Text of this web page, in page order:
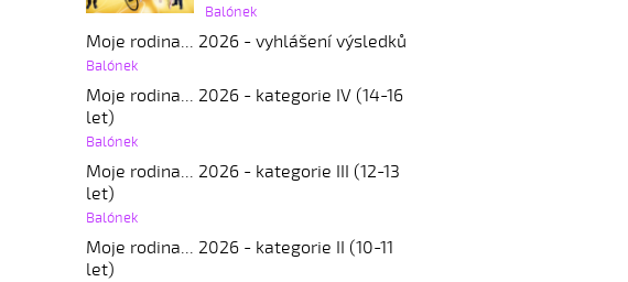
Balónek
Moje rodina... 2026 - vyhlášení výsledků
Balónek
Moje rodina... 2026 - kategorie IV (14-16
let)
Balónek
Moje rodina... 2026 - kategorie III (12-13
let)
Balónek
Moje rodina... 2026 - kategorie II (10-11
let)